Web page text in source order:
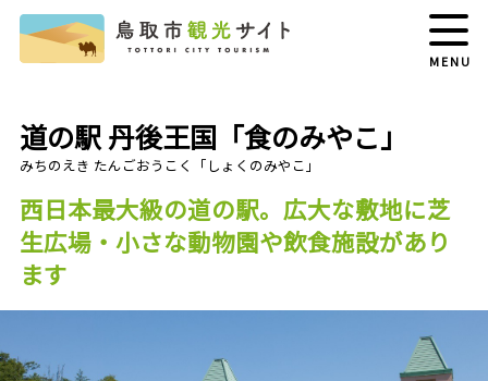
MENU
道の駅 丹後王国「食のみやこ」
西日本最大級の道の駅。広大な敷地に芝
生広場・小さな動物園や飲食施設があり
ます